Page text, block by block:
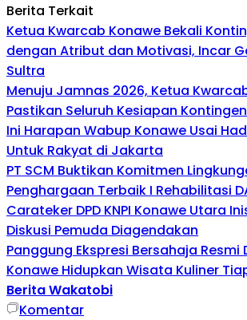
Berita Terkait
Ketua Kwarcab Konawe Bekali
dengan Atribut dan Motivasi, Incar
Sultra
Menuju Jamnas 2026, Ketua
Pastikan Seluruh Kesiapan
Ini Harapan Wabup Konawe Usai
Untuk Rakyat di Jakarta
PT SCM Buktikan Komitmen
Penghargaan Terbaik I Rehabilitasi
Carateker DPD KNPI Konawe Utara
Diskusi Pemuda Diagendakan
Panggung Ekspresi Bersahaja Resmi
Konawe Hidupkan Wisata Kuliner
Berita Wakatobi
Komentar